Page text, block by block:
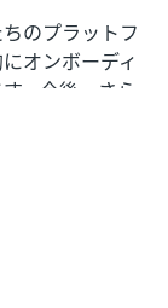
のプラットフ
オンボーディ
。今後、さら